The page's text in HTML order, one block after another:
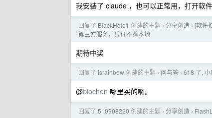
我安装了 claude ，也可以正常用，打开软
回复了 BlackHole1 创建的主题 › 分享创造 › [软件
第三方服务，凭证不落本地
期待中奖
回复了 israinbow创建的主题 › 问与答 › 618 了,
@biochen 哪里买的啊。
回复了 510908220 创建的主题 › 分享创造 ›